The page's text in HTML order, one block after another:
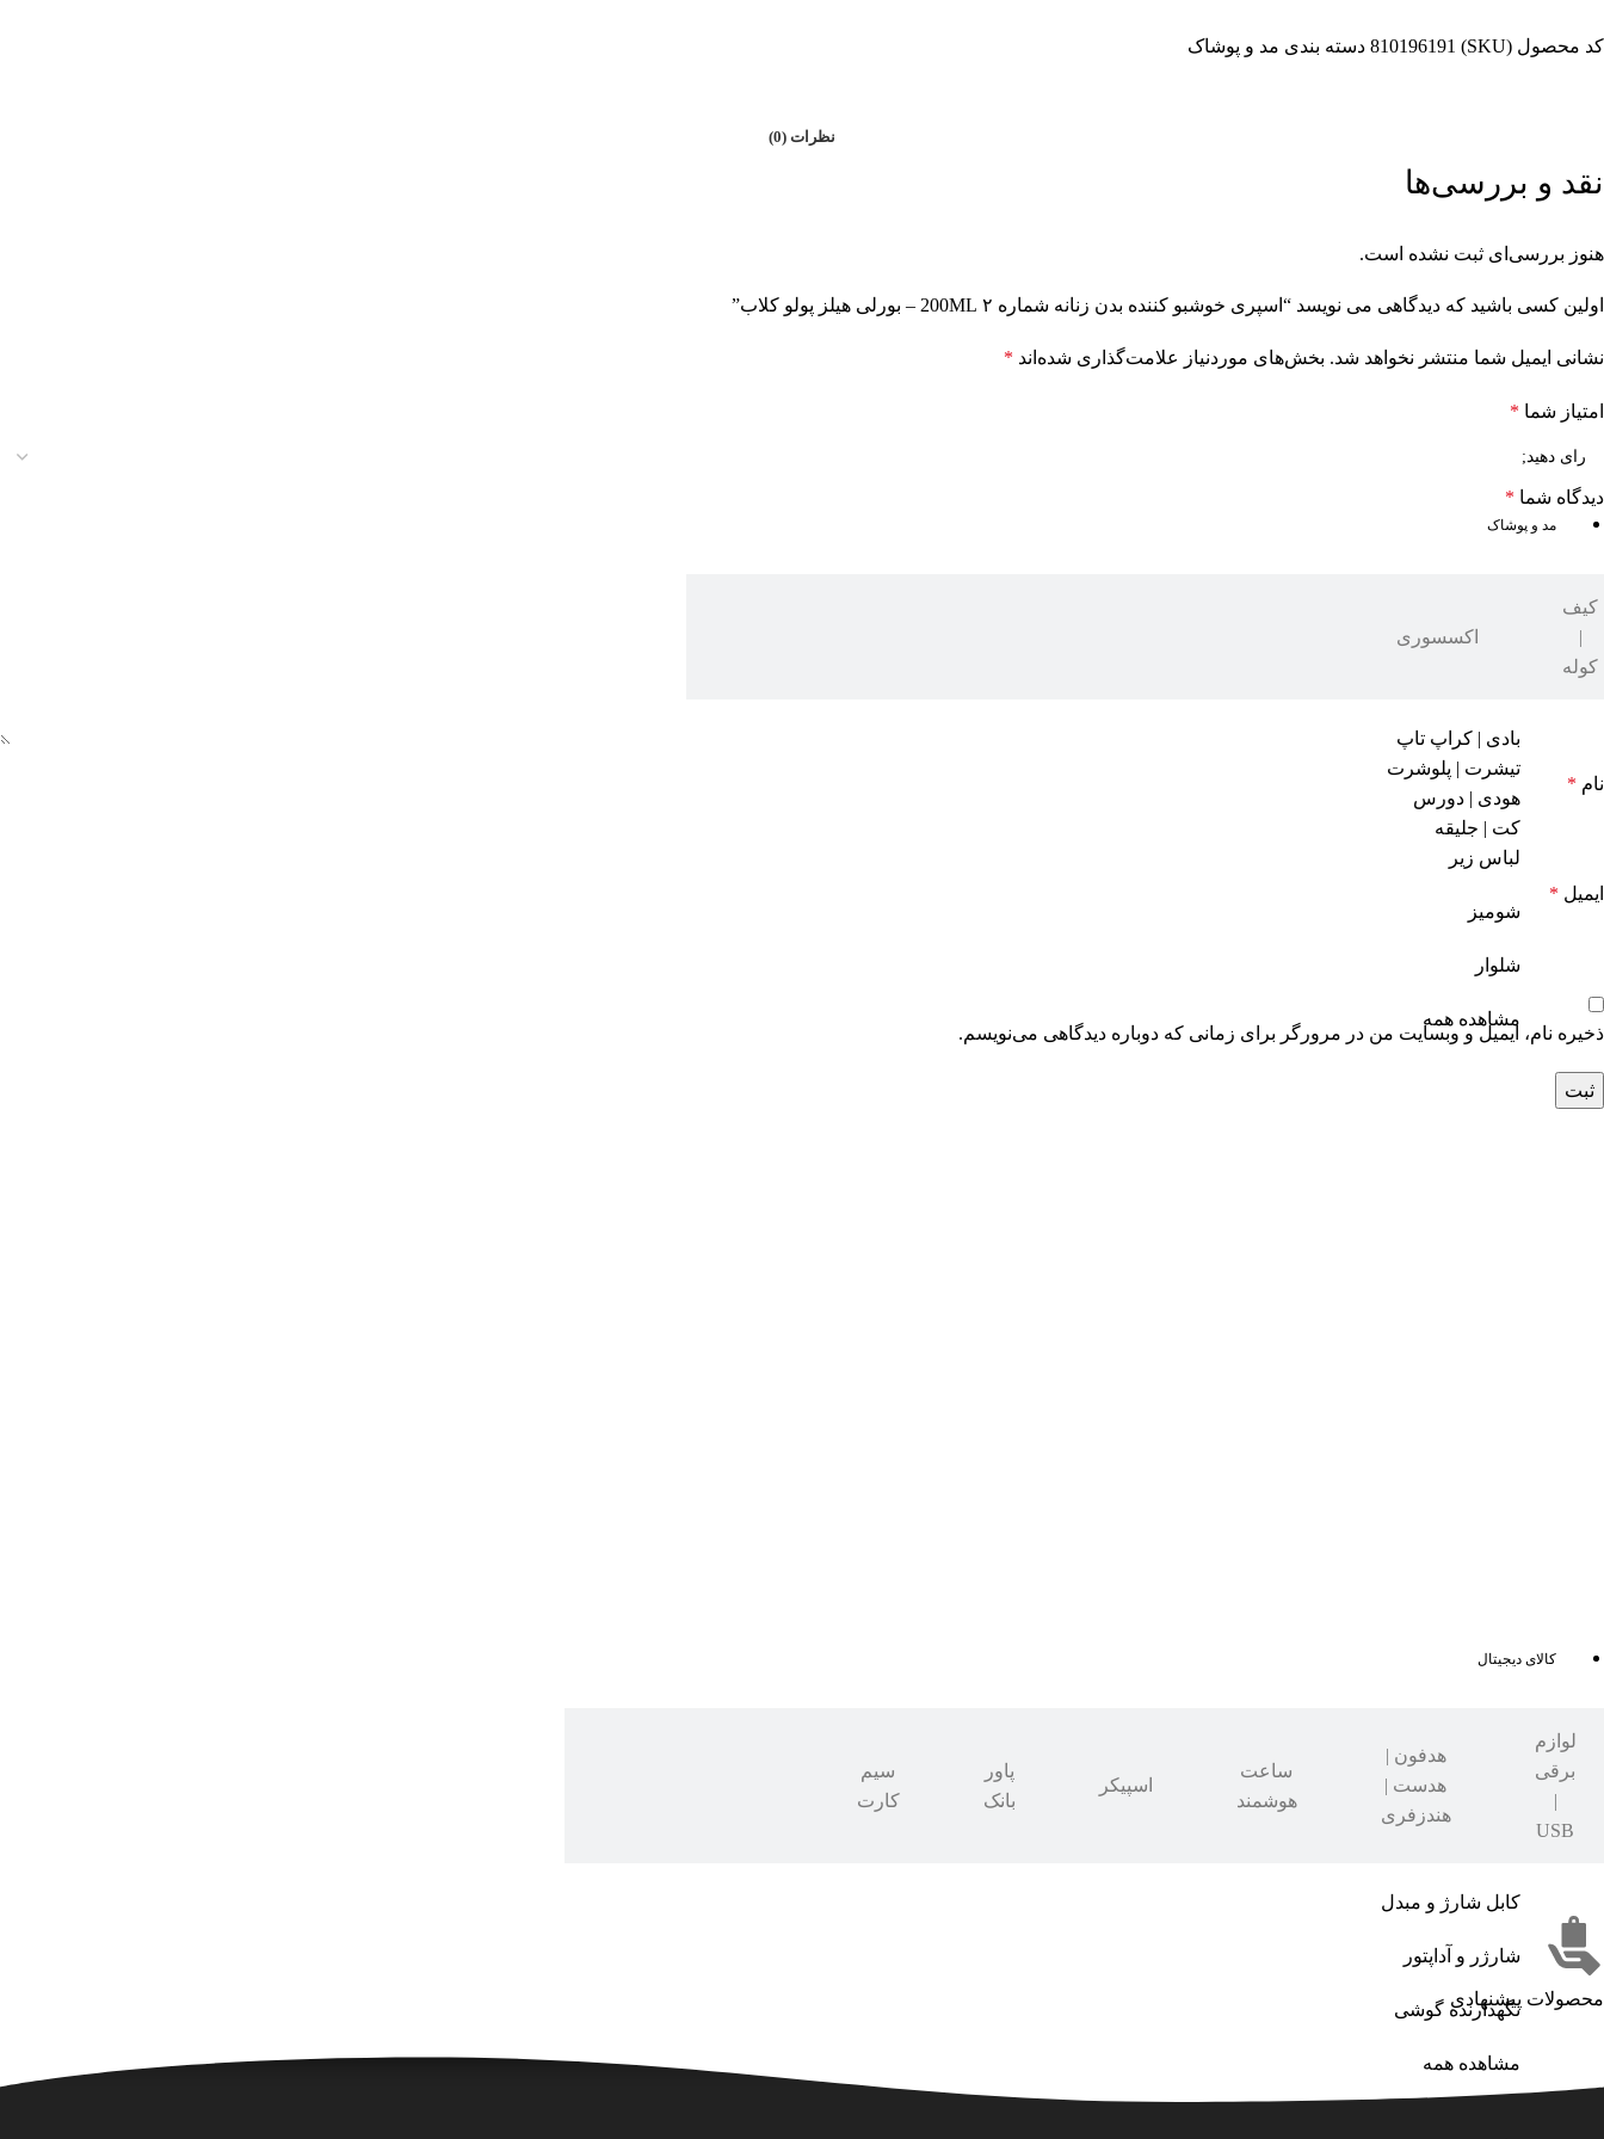
مد و پوشاک
کیف
|
کوله
اکسسوری
بادی | کراپ تاپ
تیشرت | پلوشرت
هودی | دورس
کت | جلیقه
لباس زیر
شومیز
شلوار
مشاهده همه
کالای دیجیتال
لوازم
برقی
|
USB
هدفون |
هدست |
هندزفری
ساعت
هوشمند
اسپیکر
پاور
بانک
سیم
کارت
کابل شارژ و مبدل
شارژر و آداپتور
نگهدارنده گوشی
مشاهده همه
کد محصول (SKU) 810196191 دسته بندی مد و پوشاک
نظرات (0)
نقد و بررسی‌ها
هنوز بررسی‌ای ثبت نشده است.
اولین کسی باشید که دیدگاهی می نویسد “اسپری خوشبو کننده بدن زنانه شماره ۲ 200ML – بورلی هیلز پولو کلاب”
نشانی ایمیل شما منتشر نخواهد شد. بخش‌های موردنیاز علامت‌گذاری شده‌اند *
امتیاز شما *
دیدگاه شما *
نام *
ایمیل *
ذخیره نام، ایمیل و وبسایت من در مرورگر برای زمانی که دوباره دیدگاهی می‌نویسم.
محصولات پیشنهادی